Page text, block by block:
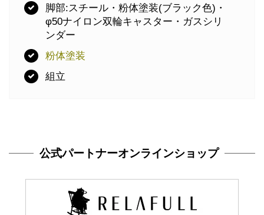
脚部:スチール・粉体塗装(ブラック色)・
φ50ナイロン双輪キャスター・ガスシリ
ンダー
粉体塗装
組立
公式パートナーオンラインショップ